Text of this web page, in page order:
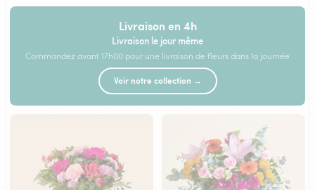
Livraison en 4h
Livraison le jour même
Commandez avant 17h00 pour une livraison de fleurs dans la journée
Voir notre collection →